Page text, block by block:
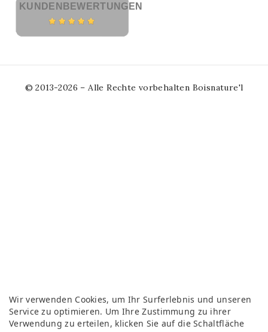
Wir verwenden Cookies, um Ihr Surferlebnis und unseren
Service zu optimieren. Um Ihre Zustimmung zu ihrer
Verwendung zu erteilen, klicken Sie auf die Schaltfläche
KUNDENBEWERTUNGEN
© 2013-2026 – Alle Rechte vorbehalten Boisnature'l